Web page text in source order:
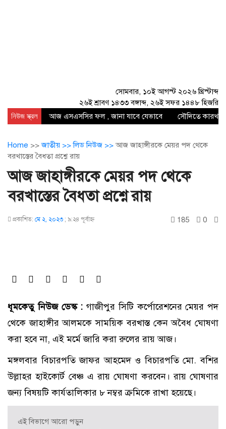
সোমবার, ১০ই আগস্ট ২০২৬ খ্রিস্টাব্দ
২৬ই শ্রাবণ ১৪৩৩ বঙ্গাব্দ, ২৬ই সফর ১৪৪৮ হিজরি
নিউজ স্ক্রল আজ এসএসসির ফল , জানা যাবে যেভাবে সৌদিতে
Home >>জাতীয় >>লিড নিউজ >> আজ জাহাঙ্গীরকে মেয়র পদ থেকে
বরখাস্তের বৈধতা প্রশ্নে রায়
আজ জাহাঙ্গীরকে মেয়র পদ থেকে
বরখাস্তের বৈধতা প্রশ্নে রায়
প্রকাশিত: মে ২, ২০২৩ ; ৯:২৪ পূর্বাহ্ণ 185 0
ধূমকেতু নিউজ ডেস্ক : গাজীপুর সিটি কর্পোরেশনের মেয়র পদ
থেকে জাহাঙ্গীর আলমকে সাময়িক বরখাস্ত কেন অবৈধ ঘোষণা
করা হবে না, এই মর্মে জারি করা রুলের রায় আজ।
মঙ্গলবার বিচারপতি জাফর আহমেদ ও বিচারপতি মো. বশির
উল্লাহর হাইকোর্ট বেঞ্চ এ রায় ঘোষণা করবেন। রায় ঘোষণার
জন্য বিষয়টি কার্যতালিকার ৮ নম্বর ক্রমিকে রাখা হয়েছে।
এই বিভাগে আরো পড়ুন